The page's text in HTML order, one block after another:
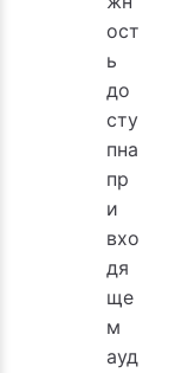
ост
ь
до
сту
пна
пр
и
вхо
дя
ще
м
ауд